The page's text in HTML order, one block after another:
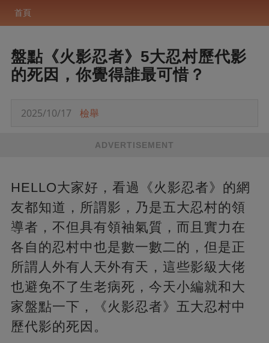
首頁
盤點《火影忍者》5大忍村歷代影
的死因，你覺得誰最可惜？
2025/10/17 檢舉
ADVERTISEMENT
HELLO大家好，看過《火影忍者》的網
友都知道，所謂影，乃是五大忍村的領
導者，不但具有領袖氣質，而且實力在
各自的忍村中也是數一數二的，但是正
所謂人外有人天外有天，這些影級大佬
也避免不了生老病死，今天小編就和大
家盤點一下，《火影忍者》五大忍村中
歷代影的死因。